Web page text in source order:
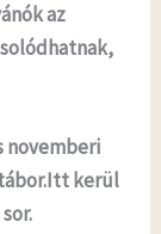
az
novemberi
Itt kerül